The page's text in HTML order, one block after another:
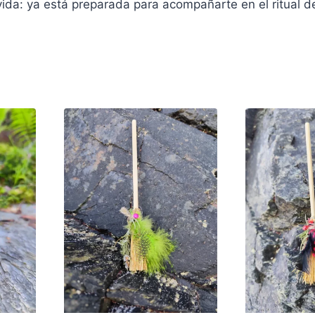
ya está preparada para acompañarte en el ritual